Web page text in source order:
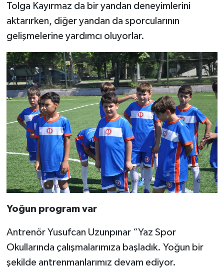
Tolga Kayırmaz da bir yandan deneyimlerini
aktarırken, diğer yandan da sporcularının
gelişmelerine yardımcı oluyorlar.
Yoğun program var
Antrenör Yusufcan Uzunpınar “Yaz Spor
Okullarında çalışmalarımıza başladık. Yoğun bir
şekilde antrenmanlarımız devam ediyor.